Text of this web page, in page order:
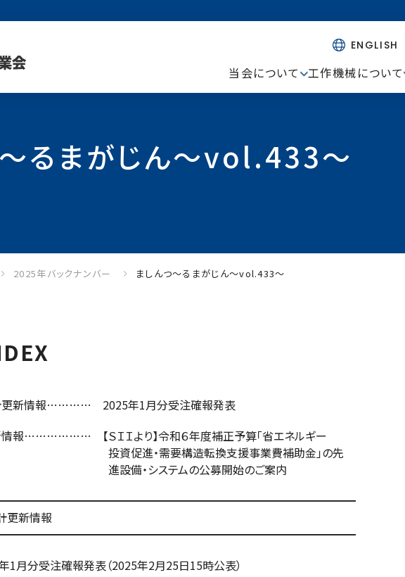
ENGLISH
当会について 工作機械について
るまがじん～vol.433～
2025年バックナンバー ましんつ～るまがじん～vol.433～
更新情報………… 2025年1月分受注確報発表
情報……………… 【ＳＩＩより】令和６年度補正予算「省エネルギー
促進・需要構造転換支援事業費補助金」の先
備・システムの公募開始のご案内
新情報
1月分受注確報発表（2025年2月25日15時公表）